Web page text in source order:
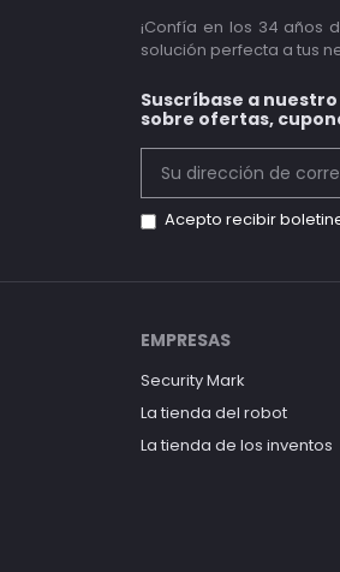
¡Confía en los 34 años
solución perfecta a tus
Suscríbase a
sobre ofertas,
Acepto recibir
EMPRESAS
Security Mark
La tienda del robot
La tienda de los inventos